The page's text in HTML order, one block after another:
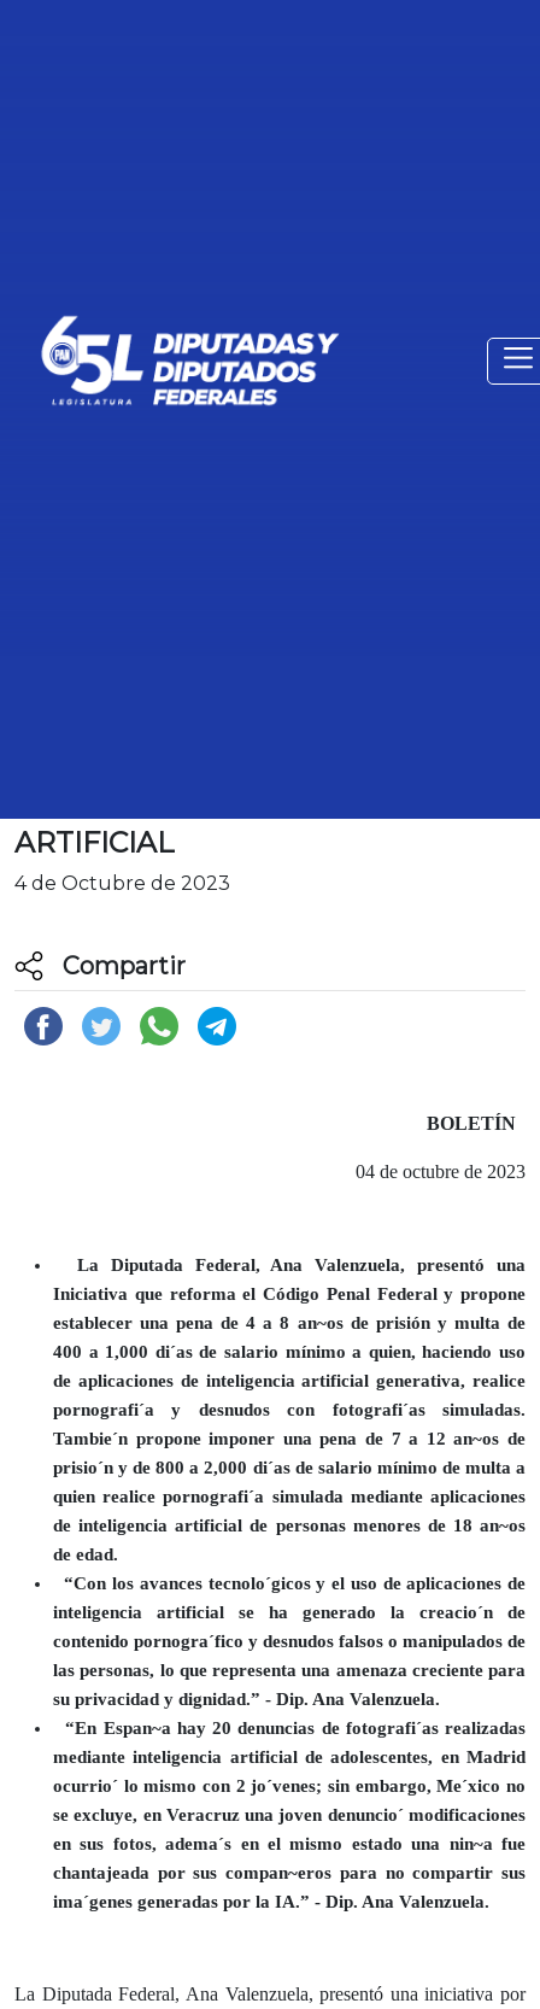
ARTIFICIAL
4 de Octubre de 2023
Compartir
BOLETÍN
04 de octubre de 2023
La Diputada Federal, Ana Valenzuela, presentó una
Iniciativa que reforma el Código Penal Federal y propone
establecer una pena de 4 a 8 an~os de prisión y multa de
400 a 1,000 di´as de salario mínimo a quien, haciendo uso
de aplicaciones de inteligencia artificial generativa, realice
pornografi´a y desnudos con fotografi´as simuladas.
Tambie´n propone imponer una pena de 7 a 12 an~os de
prisio´n y de 800 a 2,000 di´as de salario mínimo de multa a
quien realice pornografi´a simulada mediante aplicaciones
de inteligencia artificial de personas menores de 18 an~os
de edad.
“Con los avances tecnolo´gicos y el uso de aplicaciones de
inteligencia artificial se ha generado la creacio´n de
contenido pornogra´fico y desnudos falsos o manipulados de
las personas, lo que representa una amenaza creciente para
su privacidad y dignidad.” - Dip. Ana Valenzuela.
“En Espan~a hay 20 denuncias de fotografi´as realizadas
mediante inteligencia artificial de adolescentes, en Madrid
ocurrio´ lo mismo con 2 jo´venes; sin embargo, Me´xico no
se excluye, en Veracruz una joven denuncio´ modificaciones
en sus fotos, adema´s en el mismo estado una nin~a fue
chantajeada por sus compan~eros para no compartir sus
ima´genes generadas por la IA.” - Dip. Ana Valenzuela.
La Diputada Federal, Ana Valenzuela, presentó una iniciativa por